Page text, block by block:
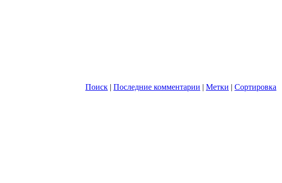
Поиск | Последние комментарии | Метки | Сортировка